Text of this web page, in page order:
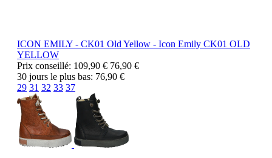
ICON EMILY - CK01 Old Yellow - Icon Emily CK01 OLD
YELLOW
Prix conseillé: 109,90 € 76,90 €
30 jours le plus bas: 76,90 €
29 31 32 33 37